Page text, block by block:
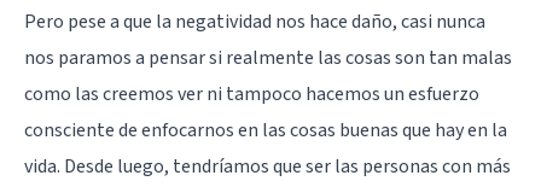
Pero pese a que la negatividad nos hace daño, casi nunca
nos paramos a pensar si realmente las cosas son tan malas
como las creemos ver ni tampoco hacemos un esfuerzo
consciente de enfocarnos en las cosas buenas que hay en la
vida. Desde luego, tendríamos que ser las personas con más